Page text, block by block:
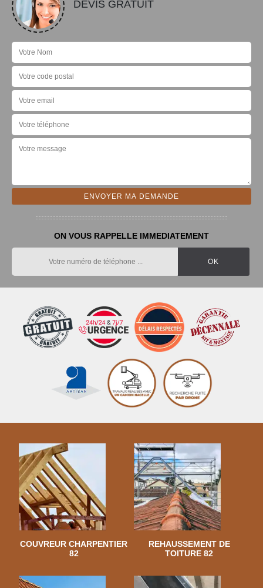
DEVIS GRATUIT
ON VOUS RAPPELLE IMMEDIATEMENT
COUVREUR CHARPENTIER
82
REHAUSSEMENT DE
TOITURE 82